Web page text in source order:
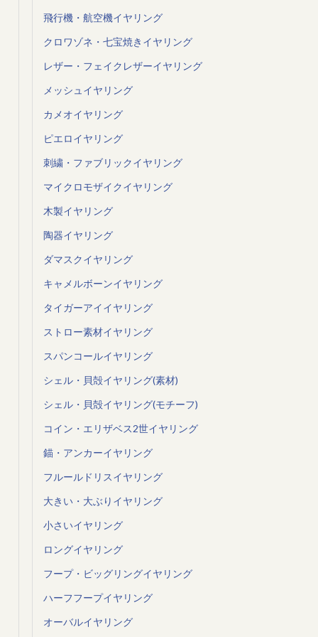
飛行機・航空機イヤリング
クロワゾネ・七宝焼きイヤリング
レザー・フェイクレザーイヤリング
メッシュイヤリング
カメオイヤリング
ピエロイヤリング
刺繍・ファブリックイヤリング
マイクロモザイクイヤリング
木製イヤリング
陶器イヤリング
ダマスクイヤリング
キャメルボーンイヤリング
タイガーアイイヤリング
ストロー素材イヤリング
スパンコールイヤリング
シェル・貝殻イヤリング(素材)
シェル・貝殻イヤリング(モチーフ)
コイン・エリザベス2世イヤリング
錨・アンカーイヤリング
フルールドリスイヤリング
大きい・大ぶりイヤリング
小さいイヤリング
ロングイヤリング
フープ・ビッグリングイヤリング
ハーフフープイヤリング
オーバルイヤリング